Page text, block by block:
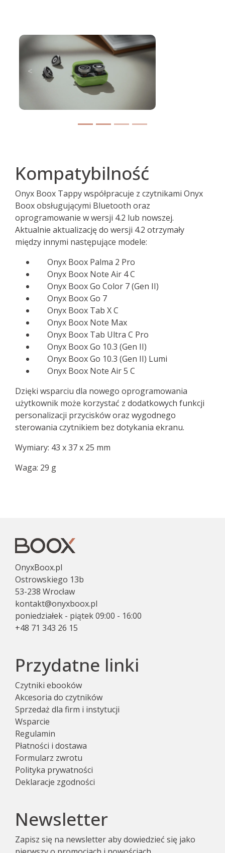
<Poprzedni
Kompatybilność
Onyx Boox Tappy współpracuje z czytnikami Onyx
Boox obsługującymi Bluetooth oraz
oprogramowanie w wersji 4.2 lub nowszej.
Aktualnie aktualizację do wersji 4.2 otrzymały
między innymi następujące modele:
Onyx Boox Palma 2 Pro
Onyx Boox Note Air 4 C
Onyx Boox Go Color 7 (Gen II)
Onyx Boox Go 7
Onyx Boox Tab X C
Onyx Boox Note Max
Onyx Boox Tab Ultra C Pro
Onyx Boox Go 10.3 (Gen II)
Onyx Boox Go 10.3 (Gen II) Lumi
Onyx Boox Note Air 5 C
Dzięki wsparciu dla nowego oprogramowania
użytkownik może korzystać z dodatkowych funkcji
personalizacji przycisków oraz wygodnego
sterowania czytnikiem bez dotykania ekranu.
Wymiary: 43 x 37 x 25 mm
Waga: 29 g
OnyxBoox.pl
Ostrowskiego 13b
53-238 Wrocław
kontakt@onyxboox.pl
poniedziałek - piątek 09:00 - 16:00
+48 71 343 26 15
Przydatne linki
Czytniki ebooków
Akcesoria do czytników
Sprzedaż dla firm i instytucji
Wsparcie
Regulamin
Płatności i dostawa
Formularz zwrotu
Polityka prywatności
Deklaracje zgodności
Newsletter
Zapisz się na newsletter aby dowiedzieć się jako